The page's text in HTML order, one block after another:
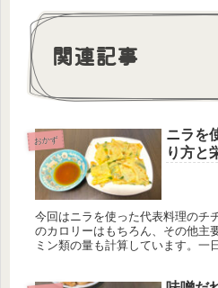
関連記事
おかず
ニラを
り方と
今回はニラを使った代表料理のチヂミを
のカロリーはもちろん、その他主
ミン類の量も計算しています。一